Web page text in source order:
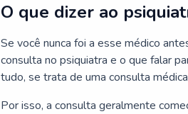
O que dizer ao
Se você nunca foi a esse médico
consulta no psiquiatra e o que falar
tudo, se trata de uma consulta
Por isso, a consulta geralmente